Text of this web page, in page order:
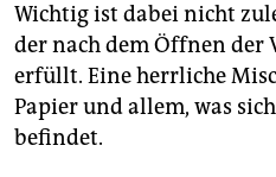
Wichtig ist dabei nicht
der nach dem Öffnen der
erfüllt. Eine herrliche
Papier und allem, was
befindet.